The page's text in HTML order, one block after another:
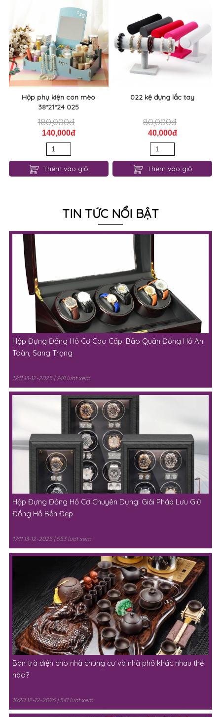
Hộp phụ kiện con mèo
38*21*24 025
180,000đ
140,000đ
Thêm vào giỏ
022 kệ đựng lắc tay
80,000đ
40,000đ
Thêm vào giỏ
TIN TỨC NỔI BẬT
Hộp Đựng Đồng Hồ Cơ Cao Cấp: Bảo Quản Đồng Hồ An
Toàn, Sang Trọng
17:11 13-12-2025 | 748 lượt xem
Hộp Đựng Đồng Hồ Cơ Chuyên Dụng: Giải Pháp Lưu Giữ
Đồng Hồ Bền Đẹp
17:11 13-12-2025 | 553 lượt xem
Bàn trà điện cho nhà chung cư và nhà phố khác nhau thế
nào?
16:20 12-12-2025 | 541 lượt xem